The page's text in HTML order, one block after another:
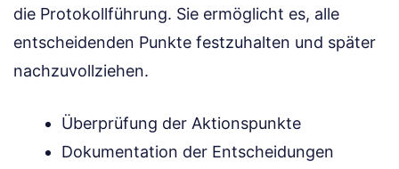
die Protokollführung. Sie ermöglicht es, alle
entscheidenden Punkte festzuhalten und später
nachzuvollziehen.
Überprüfung der Aktionspunkte
Dokumentation der Entscheidungen